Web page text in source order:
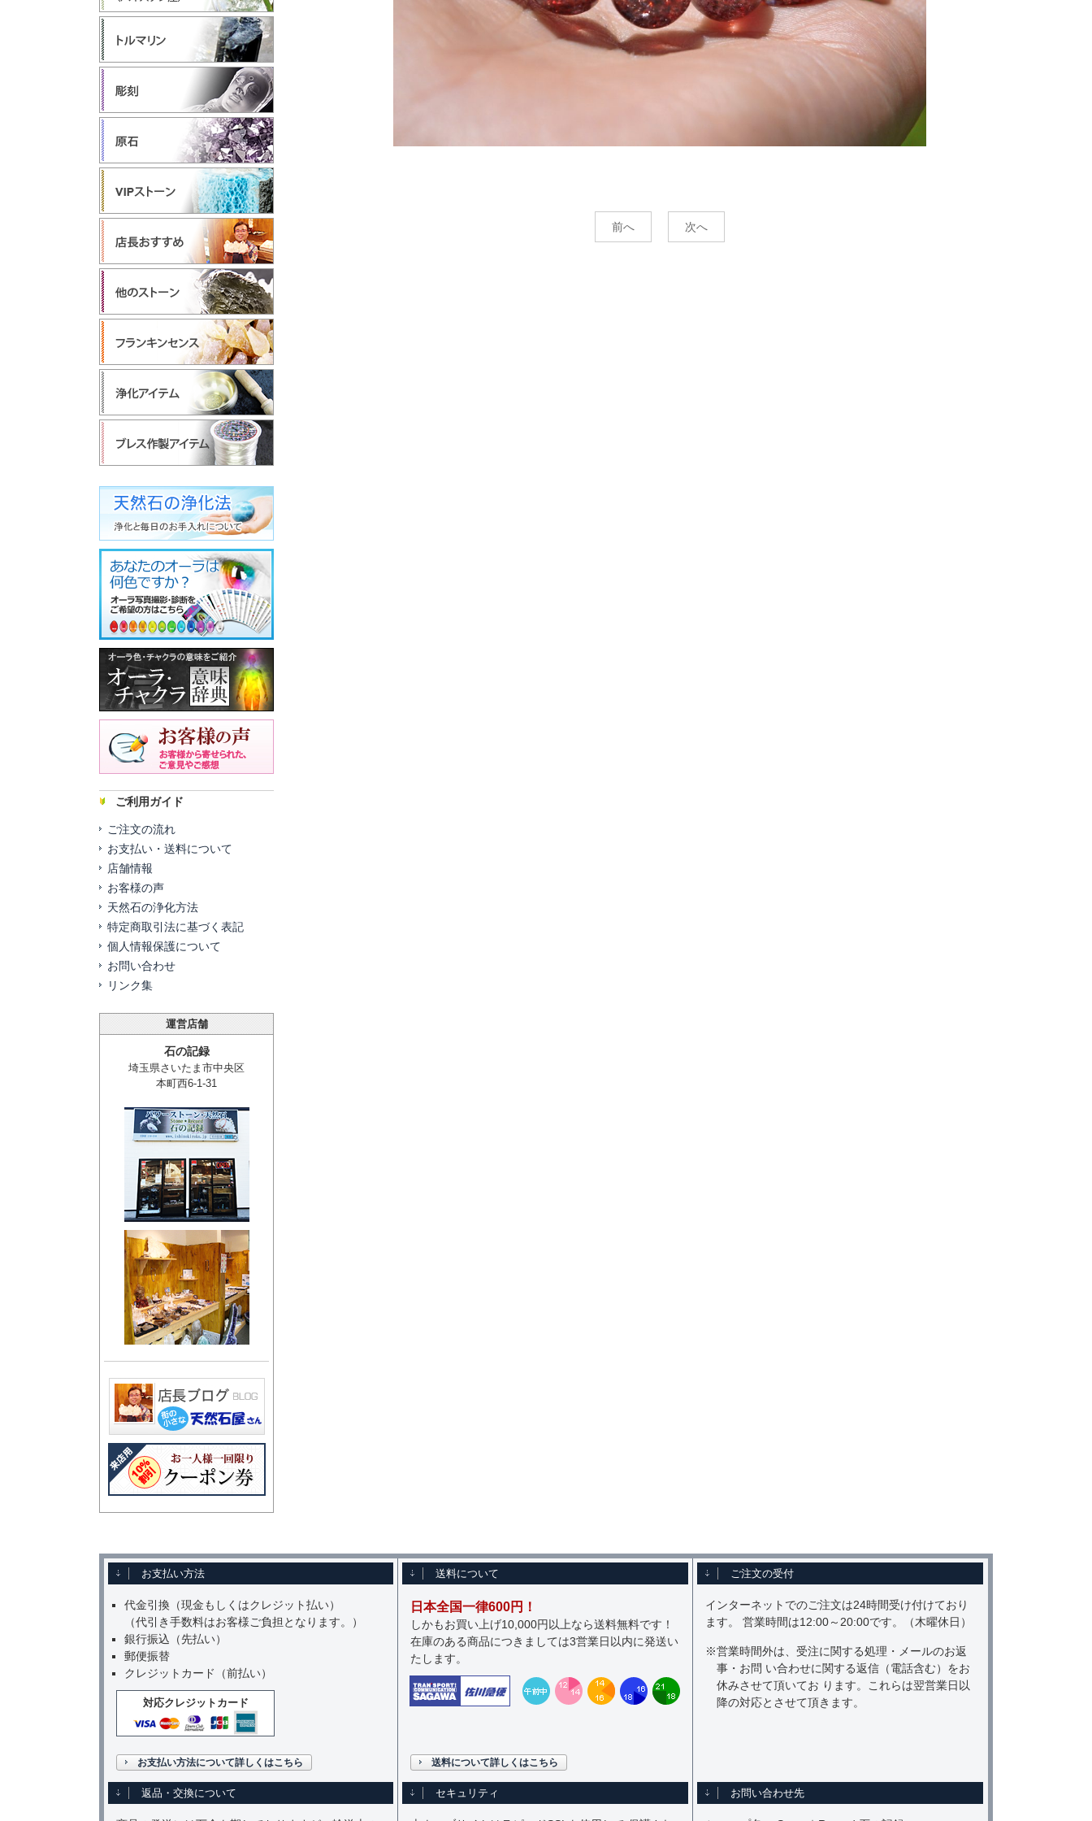
前へ 次へ
ご利用ガイド
ご注文の流れ
お支払い・送料について
店舗情報
お客様の声
天然石の浄化方法
特定商取引法に基づく表記
個人情報保護について
お問い合わせ
リンク集
運営店舗
石の記録
埼玉県さいたま市中央区
本町西6-1-31
お支払い方法
代金引換（現金もしくはクレジット払い）
（代引き手数料はお客様ご負担となります。）
銀行振込（先払い）
郵便振替
クレジットカード（前払い）
対応クレジットカード
お支払い方法について詳しくはこちら
送料について
日本全国一律600円！
しかもお買い上げ10,000円以上なら送料無料です！
在庫のある商品につきましては3営業日以内に発送い
たします。
送料について詳しくはこちら
ご注文の受付
インターネットでのご注文は24時間受け付けており
ます。 営業時間は12:00～20:00です。（木曜休日）
※営業時間外は、受注に関する処理・メールのお返
事・お問 い合わせに関する返信（電話含む）をお
休みさせて頂いてお ります。これらは翌営業日以
降の対応とさせて頂きます。
返品・交換について セキュリティ お問い合わせ先